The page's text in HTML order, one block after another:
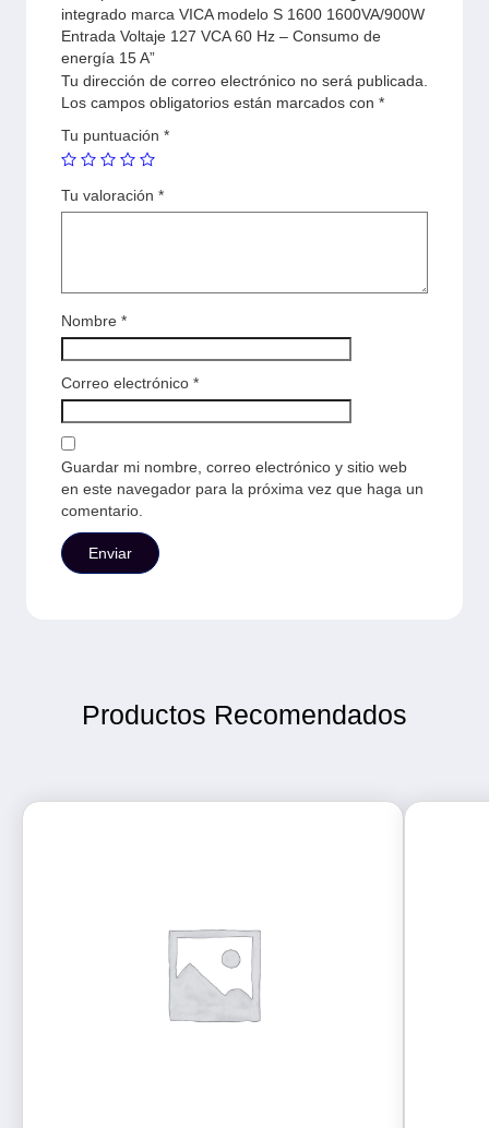
integrado marca VICA modelo S 1600 1600VA/900W
Entrada Voltaje 127 VCA 60 Hz – Consumo de
energía 15 A”
Tu dirección de correo electrónico no será publicada.
Los campos obligatorios están marcados con *
Tu puntuación *
Tu valoración *
Nombre *
Correo electrónico *
Guardar mi nombre, correo electrónico y sitio web
en este navegador para la próxima vez que haga un
comentario.
Productos Recomendados